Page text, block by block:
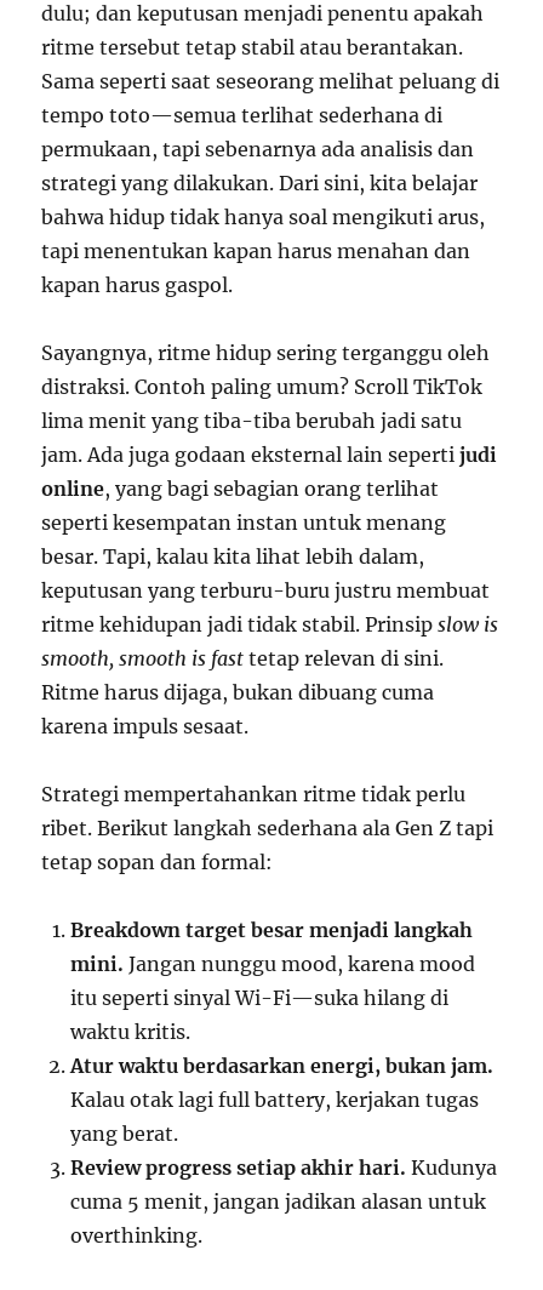
dulu; dan keputusan menjadi penentu apakah
ritme tersebut tetap stabil atau berantakan.
Sama seperti saat seseorang melihat peluang di
tempo toto—semua terlihat sederhana di
permukaan, tapi sebenarnya ada analisis dan
strategi yang dilakukan. Dari sini, kita belajar
bahwa hidup tidak hanya soal mengikuti arus,
tapi menentukan kapan harus menahan dan
kapan harus gaspol.
Sayangnya, ritme hidup sering terganggu oleh
distraksi. Contoh paling umum? Scroll TikTok
lima menit yang tiba-tiba berubah jadi satu
jam. Ada juga godaan eksternal lain sepertijudi
online, yang bagi sebagian orang terlihat
seperti kesempatan instan untuk menang
besar. Tapi, kalau kita lihat lebih dalam,
keputusan yang terburu-buru justru membuat
ritme kehidupan jadi tidak stabil. Prinsipslow is
smooth, smooth is fast tetap relevan di sini.
Ritme harus dijaga, bukan dibuang cuma
karena impuls sesaat.
Strategi mempertahankan ritme tidak perlu
ribet. Berikut langkah sederhana ala Gen Z tapi
tetap sopan dan formal:
Breakdown target besar menjadi langkah
mini. Jangan nunggu mood, karena mood
itu seperti sinyal Wi-Fi—suka hilang di
waktu kritis.
Atur waktu berdasarkan energi, bukan jam.
Kalau otak lagi full battery, kerjakan tugas
yang berat.
Review progress setiap akhir hari. Kudunya
cuma 5 menit, jangan jadikan alasan untuk
overthinking.